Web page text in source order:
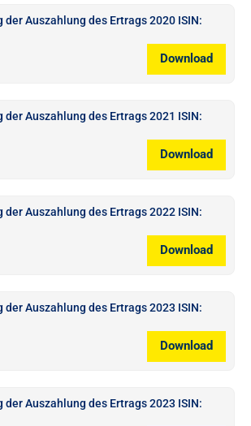
der Auszahlung des Ertrags 2020 ISIN:
Download
der Auszahlung des Ertrags 2021 ISIN:
Download
der Auszahlung des Ertrags 2022 ISIN:
Download
der Auszahlung des Ertrags 2023 ISIN:
Download
der Auszahlung des Ertrags 2023 ISIN: